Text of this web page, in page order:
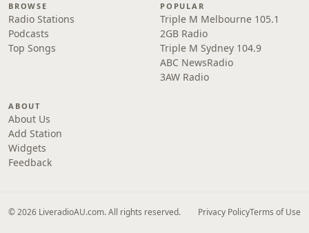
BROWSE
Radio Stations
Podcasts
Top Songs
POPULAR
Triple M Melbourne 105.1
2GB Radio
Triple M Sydney 104.9
ABC NewsRadio
3AW Radio
ABOUT
About Us
Add Station
Widgets
Feedback
© 2026 LiveradioAU.com. All rights reserved. Privacy PolicyTerms of Use